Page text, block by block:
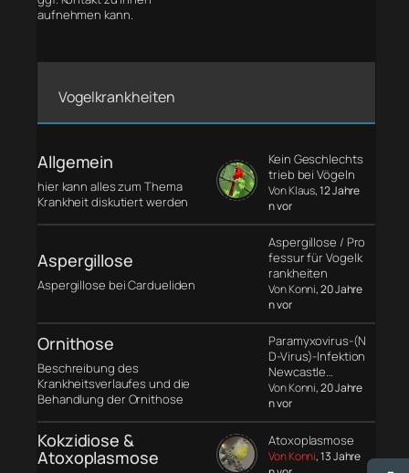
aufnehmen kann.
Vogelkrankheiten
Allgemein
hier kann alles zum Thema
Krankheit diskutiert werden
Kein Geschlechts
trieb bei Vögeln
Von Klaus, 12 Jahre
n vor
Aspergillose
Aspergillose bei Cardueliden
Aspergillose / Pro
fessur für Vogelk
rankheiten
Von Konni, 20 Jahre
n vor
Ornithose
Beschreibung des
Krankheitsverlaufes und die
Behandlung der Ornithose
Paramyxovirus-(N
D-Virus)-Infektion
Newcastle…
Von Konni, 20 Jahre
n vor
Kokzidiose &
Atoxoplasmose
Atoxoplasmose
Von Konni, 13 Jahre